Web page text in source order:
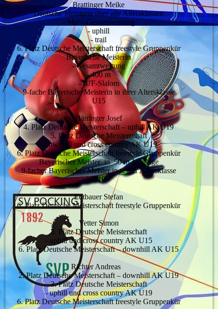
Brattinger Meike
Deutsche Meisterin über alle Altersklassen
- Muni-Gesamtwertung
- uphill
- trail
6. Platz Deutsche Meisterschaft freestyle Gruppenkür
Bayerische Meisterin
- Gesamtwertung
- 400 m
- IUF-Slalom
9-fache Bayerische Meisterin in ihrer Altersklasse
U15
Härringer Josef
4. Platz Deutsche Meisterschaft – uphill AK U19
5. Platz Deutsche Meisterschaft
- downhill und cross country AK U19
6. Platz Deutsche Meisterschaft freestyle Gruppenkür
Bayerischer Meister in 50 m Jonglage
9-facher Bayerischer Meister in seiner Altersklasse
U19
Edtbauer Stefan
6. Platz Deutsche Meisterschaft freestyle Gruppenkür
Vetter Simon
3. Platz Deutsche Meisterschaft
- uphill und cross country AK U15
6. Platz Deutsche Meisterschaft – downhill AK U15
Richter Andreas
2. Platz Deutsche Meisterschaft – downhill AK U19
3. Platz Deutsche Meisterschaft
- uphill und cross country AK U19
6. Platz Deutsche Meisterschaft freestyle Gruppenkür